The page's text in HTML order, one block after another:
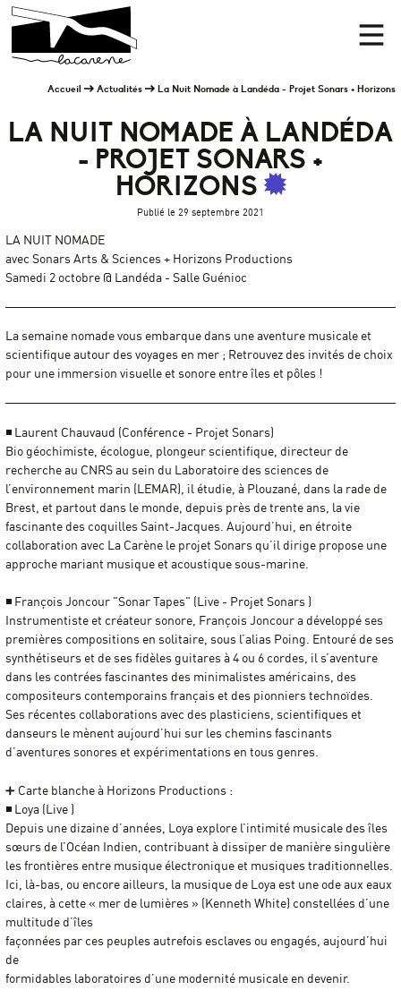
Panneau de gestion des cookies
Accueil
Menu
Accueil Actualités La Nuit Nomade à Landéda - Projet Sonars + Horizons
LA NUIT NOMADE À LANDÉDA
- PROJET SONARS +
HORIZONS
Publié le 29 septembre 2021
LA NUIT NOMADE
avec Sonars Arts & Sciences + Horizons Productions
Samedi 2 octobre @ Landéda - Salle Guénioc
La semaine nomade vous embarque dans une aventure musicale et
scientifique autour des voyages en mer ; Retrouvez des invités de choix
pour une immersion visuelle et sonore entre îles et pôles !
◾ Laurent Chauvaud (Conférence - Projet Sonars)
Bio géochimiste, écologue, plongeur scientifique, directeur de
recherche au CNRS au sein du Laboratoire des sciences de
l’environnement marin (LEMAR), il étudie, à Plouzané, dans la rade de
Brest, et partout dans le monde, depuis près de trente ans, la vie
fascinante des coquilles Saint-Jacques. Aujourd’hui, en étroite
collaboration avec La Carène le projet Sonars qu’il dirige propose une
approche mariant musique et acoustique sous-marine.
◾ François Joncour "Sonar Tapes" (Live - Projet Sonars )
Instrumentiste et créateur sonore, François Joncour a développé ses
premières compositions en solitaire, sous l’alias Poing. Entouré de ses
synthétiseurs et de ses fidèles guitares à 4 ou 6 cordes, il s’aventure
dans les contrées fascinantes des minimalistes américains, des
compositeurs contemporains français et des pionniers technoïdes.
Ses récentes collaborations avec des plasticiens, scientifiques et
danseurs le mènent aujourd’hui sur les chemins fascinants
d’aventures sonores et expérimentations en tous genres.
➕ Carte blanche à Horizons Productions :
◾ Loya (Live )
Depuis une dizaine d’années, Loya explore l’intimité musicale des îles
sœurs de l’Océan Indien, contribuant à dissiper de manière singulière
les frontières entre musique électronique et musiques traditionnelles.
Ici, là-bas, ou encore ailleurs, la musique de Loya est une ode aux eaux
claires, à cette « mer de lumières » (Kenneth White) constellées d’une
multitude d’îles
façonnées par ces peuples autrefois esclaves ou engagés, aujourd’hui
de
formidables laboratoires d’une modernité musicale en devenir.